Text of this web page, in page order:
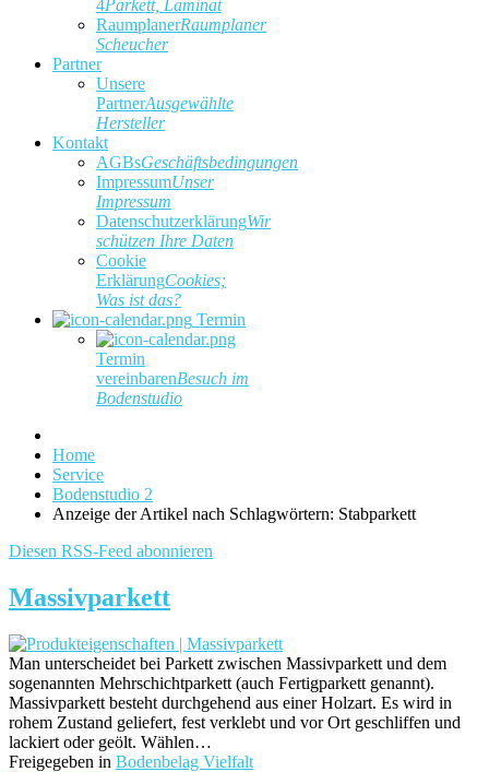
4Parkett, Laminat
RaumplanerRaumplaner
Scheucher
Partner
Unsere
PartnerAusgewählte
Hersteller
Kontakt
AGBsGeschäftsbedingungen
ImpressumUnser
Impressum
DatenschutzerklärungWir
schützen Ihre Daten
Cookie
ErklärungCookies;
Was ist das?
Termin
Termin
vereinbarenBesuch im
Bodenstudio
Home
Service
Bodenstudio 2
Anzeige der Artikel nach Schlagwörtern: Stabparkett
Diesen RSS-Feed abonnieren
Massivparkett
Man unterscheidet bei Parkett zwischen Massivparkett und dem
sogenannten Mehrschichtparkett (auch Fertigparkett genannt).
Massivparkett besteht durchgehend aus einer Holzart. Es wird in
rohem Zustand geliefert, fest verklebt und vor Ort geschliffen und
lackiert oder geölt. Wählen…
Freigegeben in Bodenbelag Vielfalt